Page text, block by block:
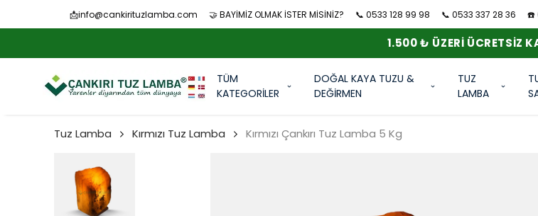
📩info@cankirituzlamba.com 🤝 BAYİMİZ OLMAK İSTER MİSİNİZ? 📞 0533 128 99 98 📞 0533 337 28 36 ☎️
1.500 ₺ ÜZERI ÜCRETSIZ
TÜM
KATEGORİLER
DOĞAL KAYA TUZU &
DEĞİRMEN
TUZ
LAMBA
Tuz Lamba Kırmızı Tuz Lamba Kırmızı Çankırı Tuz Lamba 5 Kg